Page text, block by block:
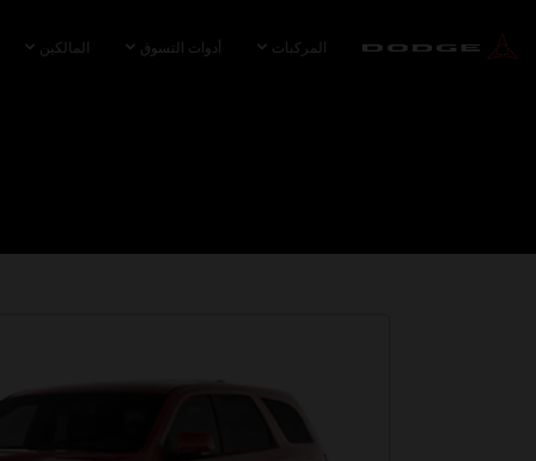
CONTENT
المركبات أدوات التسوق المالكين